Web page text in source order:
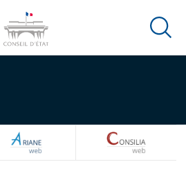
Ouvrir
ARIANEWEB